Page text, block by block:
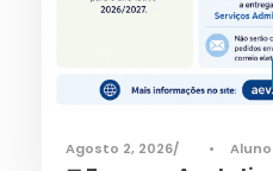
Agosto 2, 2026 •